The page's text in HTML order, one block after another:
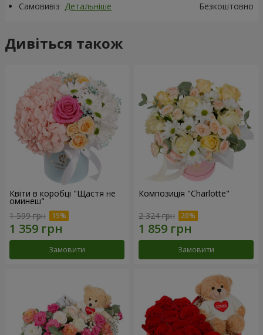
Самовивіз Детальніше Безкоштовно
Дивіться також
Квіти в коробці "Щастя не
оминеш"
1 599 грн
Замовити
Композиція "Charlotte"
2 324 грн
Замовити